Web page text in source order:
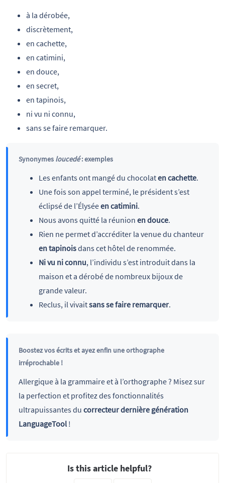
à la dérobée,
discrètement,
en cachette,
en catimini,
en douce,
en secret,
en tapinois,
ni vu ni connu,
sans se faire remarquer.
Synonymes loucedé: exemples
Les enfants ont mangé du chocolaten cachette.
Une fois son appel terminé, le président s’est
éclipsé de l’Élyséeen catimini.
Nous avons quitté la réunion en douce.
Rien ne permet d’accréditer la venue du chanteur
en tapinoisdans cet hôtel de renommée.
Ni vu ni connu, l’individu s’est introduit dans la
maison et a dérobé de nombreux bijoux de
grande valeur.
Reclus, il vivaitsans se faire remarquer.
Boostez vos écrits et ayez enfin une orthographe
irréprochable !
Allergique à la grammaire et à l’orthographe ? Misez sur
la perfection et profitez des fonctionnalités
ultrapuissantes du correcteur dernière génération
LanguageTool!
Is this article helpful?